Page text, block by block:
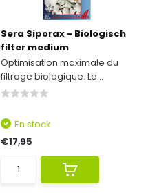
Sera Siporax - Biologisch
filter medium
Optimisation maximale du
filtrage biologique. Le...
En stock
€17,95